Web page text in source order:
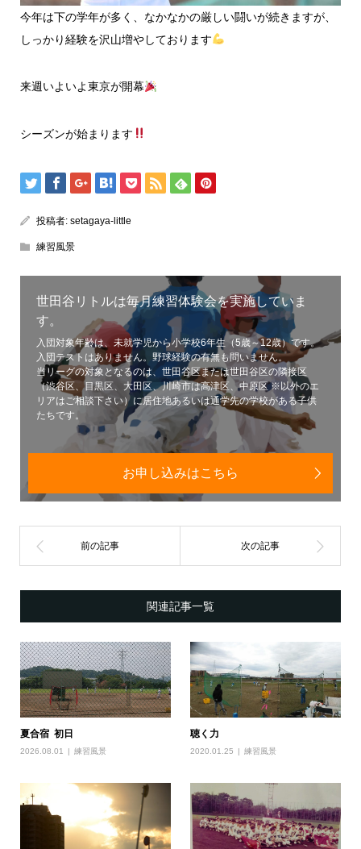
今年は下の学年が多く、なかなかの厳しい闘いが続きますが、
しっかり経験を沢山増やしております
来週いよいよ東京が開幕
シーズンが始まります
投稿者: setagaya-little
練習風景
世田谷リトルは毎月練習体験会を実施していま
す。
入団対象年齢は、未就学児から小学校6年生（5歳～12歳）です。
入団テストはありません。野球経験の有無も問いません。
当リーグの対象となるのは、世田谷区または世田谷区の隣接区
（渋谷区、目黒区、大田区、川崎市は高津区、中原区 ※以外のエ
リアはご相談下さい）に居住地あるいは通学先の学校がある子供
たちです。
お申し込みはこちら
関連記事一覧
夏合宿 初日
2026.08.01 練習風景
聴く力
2020.01.25 練習風景